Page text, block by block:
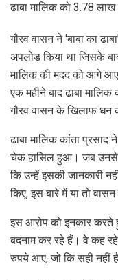
ढाबा मालिक को 3.78 लाख
गौरव वासन ने ‘बाबा का
अपलोड किया था जिसके
मालिक की मदद को आगे आए
एक महीने बाद ढाबा
गौरव वासन के खिलाफ धन
ढाबा मालिक कांता
चेक हासिल हुआ। जब उनसे
कि उन्हें इसकी जानकारी
किए, इस बारे में या तो
इस आरोप को इनकार करते
बदनाम कर रहे हैं। वे कह
रुपये आए, जो कि सही नहीं